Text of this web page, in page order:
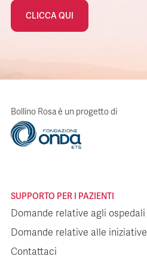
CLICCA QUI
Bollino Rosa è un progetto di
SUPPORTO PER I PAZIENTI
Domande relative agli ospedali
Domande relative alle iniziative
Contattaci